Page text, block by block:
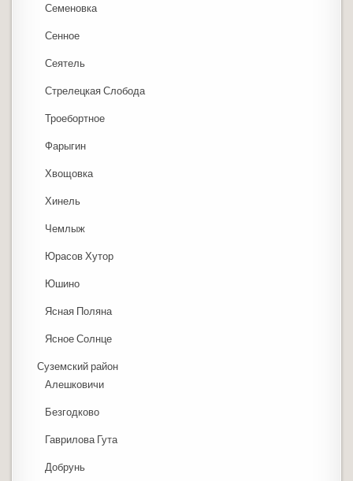
Семеновка
Сенное
Сеятель
Стрелецкая Слобода
Троебортное
Фарыгин
Хвощовка
Хинель
Чемлыж
Юрасов Хутор
Юшино
Ясная Поляна
Ясное Солнце
Суземский район
Алешковичи
Безгодково
Гаврилова Гута
Добрунь